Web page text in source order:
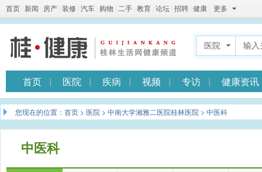
首页 新闻 房产 装修 汽车 购物 二手 教育 论坛 招聘 健康 更多
医院
首页 医院 疾病 视频 专访 健康资讯
您现在的位置： 首页 > 医院 > 中南大学湘雅二医院桂林医院 > 中医科
中医科